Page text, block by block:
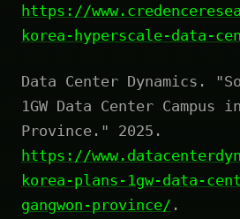
https://
korea-hyperscale-data-
Data Center Dynamics.
1GW Data Center Campus
Province." 2025.
https://
korea-plans-1gw-data-
gangwon-province/ .